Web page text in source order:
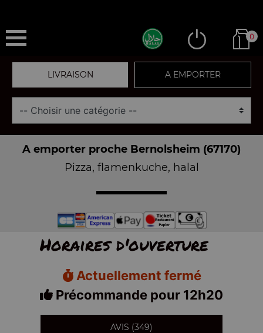
0
LIVRAISON A EMPORTER
A emporter proche Bernolsheim (67170)
Pizza, flamenkuche, halal
Horaires d'ouverture
Actuellement fermé
Précommande pour 12h20
AVIS (349)